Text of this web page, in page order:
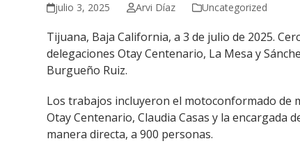
julio 3, 2025 Arvi Díaz Uncategorized
Tijuana, Baja California, a 3 de julio de 2025.
delegaciones Otay Centenario, La Mesa y
Burgueño Ruiz.
Los trabajos incluyeron el motoconformado de
Otay Centenario, Claudia Casas y la encargada
manera directa, a 900 personas.